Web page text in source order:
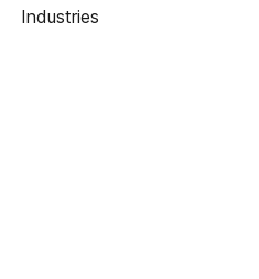
Industries